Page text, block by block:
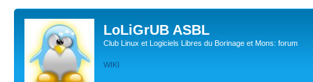
LoLiGrUB ASBL
Club Linux et Logiciels Libres du Borinage et Mons: forum
WIKI